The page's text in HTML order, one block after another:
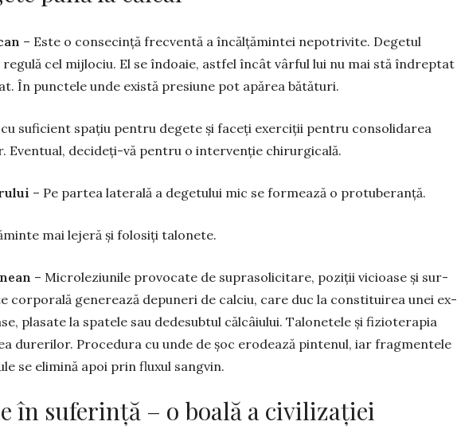
– Este o con­secință frec­ventă a încălțămintei ne­potri­vite. Degetul
cel mijlociu. El se îndoaie, astfel încât vârful lui nu mai stă în­dreptat
În punc­tele unde există presiune pot apă­rea bătături.
suficient spa­țiu pentru degete și faceți exerciții pentru consolidarea
Even­tual, deci­deți-vă pentru o intervenție chi­rurgicală.
– Pe partea laterală a degetului mic se formează o protuberanță.
mai lejeră și folosiți talonete.
– Mi­cro­le­­ziunile provo­cate de supra­soli­ci­tare, poziții vicioase și sur­
corporală gene­rează depu­neri de cal­ciu, care duc la consti­tuirea unei ex­
plasate la spatele sau dedesubtul călcâiu­lui. Talonetele și fiziotera­pia
durerilor. Procedura cu unde de șoc erodează pintenul, iar fragmentele
se elimină apoi prin fluxul sang­vin.
în suferință – o boală a civilizației